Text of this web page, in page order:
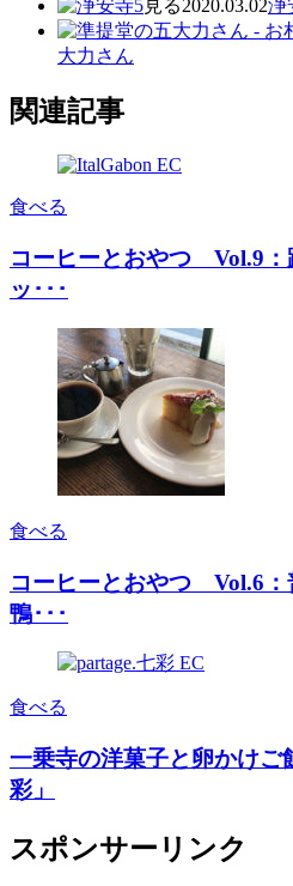
見る2020.03.02浄
大力さん
関連記事
食べる
コーヒーとおやつ Vol.9：
ッ･･･
食べる
コーヒーとおやつ Vol.6：
鴨･･･
食べる
一乗寺の洋菓子と卵かけご
彩」
スポンサーリンク